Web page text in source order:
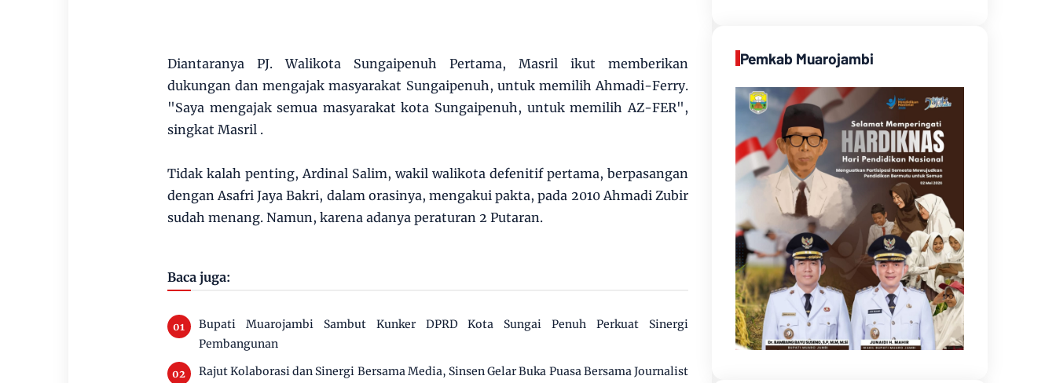
Diantaranya PJ. Walikota Sungaipenuh Pertama, Masril ikut memberikan
dukungan dan mengajak masyarakat Sungaipenuh, untuk memilih Ahmadi-Ferry.
"Saya mengajak semua masyarakat kota Sungaipenuh, untuk memilih AZ-FER",
singkat Masril .
Tidak kalah penting, Ardinal Salim, wakil walikota defenitif pertama, berpasangan
dengan Asafri Jaya Bakri, dalam orasinya, mengakui pakta, pada 2010 Ahmadi Zubir
sudah menang. Namun, karena adanya peraturan 2 Putaran.
Baca juga:
Bupati Muarojambi Sambut Kunker DPRD Kota Sungai Penuh Perkuat Sinergi
Pembangunan
Rajut Kolaborasi dan Sinergi Bersama Media, Sinsen Gelar Buka Puasa Bersama Journalist
Pemkab Muarojambi